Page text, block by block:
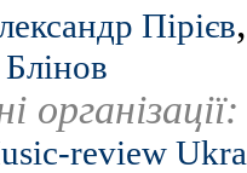
Пірієв
review